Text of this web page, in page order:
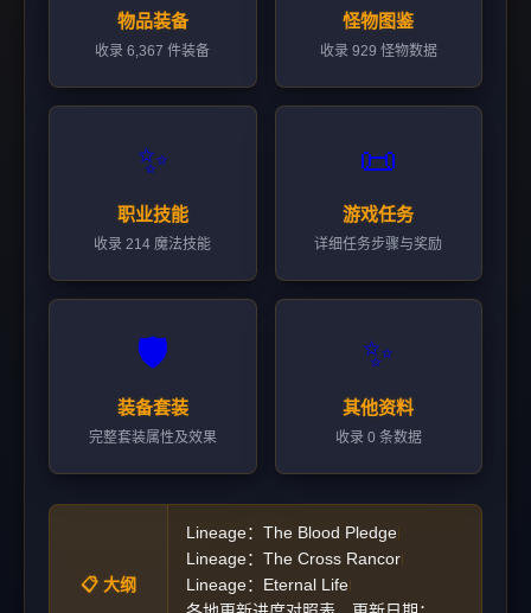
物品装备
收录 6,367 件装备
怪物图鉴
收录 929 怪物数据
✨
职业技能
收录 214 魔法技能
📜
游戏任务
详细任务步骤与奖励
🛡️
装备套装
完整套装属性及效果
✨
其他资料
收录 0 条数据
📋 大纲
Lineage：The Blood Pledge|
Lineage：The Cross Rancor|
Lineage：Eternal Life|